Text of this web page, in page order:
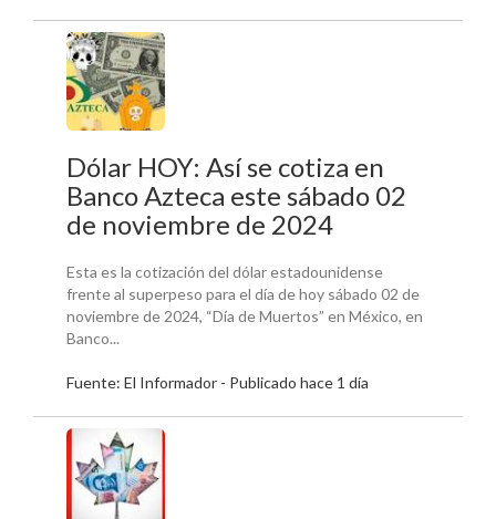
Dólar HOY: Así se cotiza en
Banco Azteca este sábado 02
de noviembre de 2024
Esta es la cotización del dólar estadounidense
frente al superpeso para el día de hoy sábado 02 de
noviembre de 2024, “Día de Muertos” en México, en
Banco...
Fuente: El Informador - Publicado hace 1 día